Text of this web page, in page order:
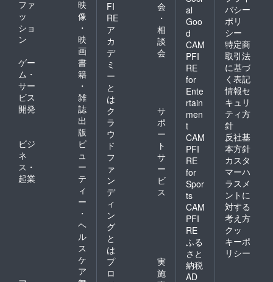
ファ
ッ
ショ
ン
映
像
・
映
画
ゲー
ム・
サー
ビス
開発
書
籍
・
雑
誌
出
版
ビジ
ネ
ス・
起業
ビ
ュ
ー
テ
ィ
ー
・
ヘ
ル
ス
ケ
ア
FI
RE
ア
カ
デ
ミ
ー
と
は
会
・
相
談
会
ク
ラ
ウ
ド
フ
ァ
ン
デ
ィ
ン
グ
と
は
サ
ポ
ー
ト
サ
ー
ビ
ス
プ
ロ
実
施
al
Goo
d
CAM
PFI
RE
for
Ente
rtain
men
t
CAM
PFI
RE
for
Spor
ts
CAM
PFI
RE
ふる
さと
納税
AD
バシー
ポリ
シー
特定商
取引法
に基づ
く表記
情報セ
キュリ
ティ方
針
反社基
本方針
カスタ
マーハ
ラスメ
ントに
対する
考え方
クッ
キーポ
リシー